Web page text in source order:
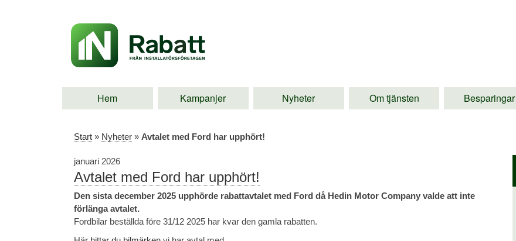
Hem Kampanjer Nyheter Om tjänsten Besparingar
Start » Nyheter » Avtalet med Ford har upphört!
januari 2026
Avtalet med Ford har upphört!
Den sista december 2025 upphörde rabattavtalet med Ford då Hedin Motor Company valde att inte
förlänga avtalet.
Fordbilar beställda före 31/12 2025 har kvar den gamla rabatten.